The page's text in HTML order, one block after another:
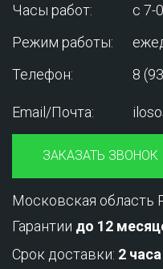
Часы работ:
с 7-
Режим работы:
Телефон:
8
Email/Почта:
ЗАКАЗАТЬ ЗВОНОК
Московская область
Гарантии до 12
Срок доставки: 2 часа